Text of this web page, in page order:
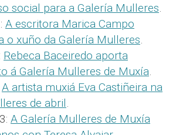
social para a Galería Mulleres.
A escritora Marica Campo
o xuño da Galería Mulleres.
Rebeca Baceiredo aporta
á Galería Mulleres de Muxía.
A artista muxiá Eva Castiñeira na
de abril.
A Galería Mulleres de Muxía